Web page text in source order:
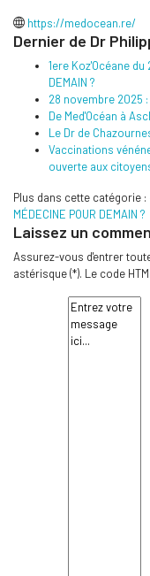
https://medocean.re/
Dernier de Dr
1ere Koz'Océane du
DEMAIN ?
28 novembre 2025 :
De Med'Océan à
Le Dr de
Vaccinations
ouverte aux
Plus dans cette catégorie :
MÉDECINE POUR DEMAIN ?
Laissez un
Assurez-vous d'entrer
astérisque (*). Le code